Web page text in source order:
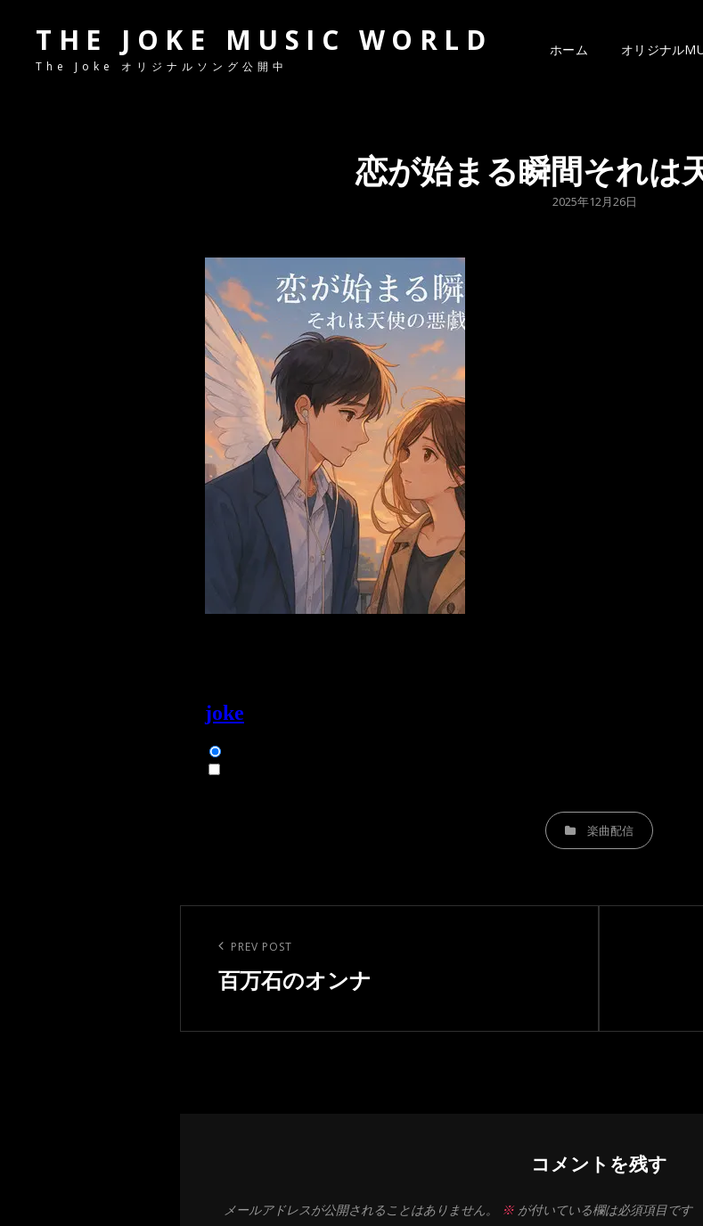
THE JOKE MUSIC WORLD
The Joke オリジナルソング公開中
ホーム オリジナル
恋が始まる瞬間それは
POSTED
2025年12月26日
CATEGORIES楽曲配信
ゲ
Previous
Post
PREV POST
百万石のオンナ
コメントを残す
メールアドレスが公開されることはありません。 ※が付いている欄は必須項目です